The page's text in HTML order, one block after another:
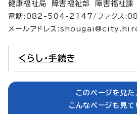
健康福祉局 障害福祉部 障害福祉課
電話:082-504-2147/ファクス
メールアドレス:
くらし・手続き
このページを見た
こんなページも見て